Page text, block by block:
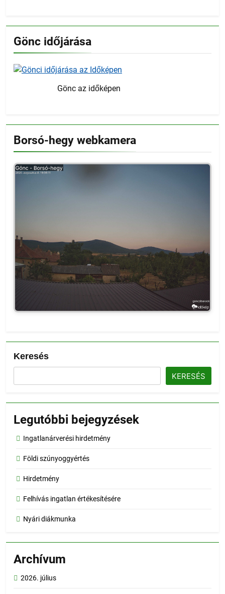
Gönc időjárása
Gönc az időképen
Borsó-hegy webkamera
Keresés
KERESÉS
Legutóbbi bejegyzések
Ingatlanárverési hirdetmény
Földi szúnyoggyértés
Hirdetmény
Felhívás ingatlan értékesítésére
Nyári diákmunka
Archívum
2026. július